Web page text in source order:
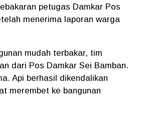
petugas Damkar Pos
menerima laporan warga
mudah terbakar, tim
dari Pos Damkar Sei Bamban.
Api berhasil dikendalikan
merembet ke bangunan